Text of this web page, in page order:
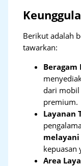
Berikut adalah
tawarkan:
Beragam
dari mobil
premium.
Layanan
melayani
kepuasan
Area